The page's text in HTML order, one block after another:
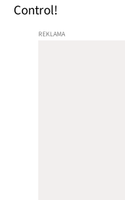
Control!